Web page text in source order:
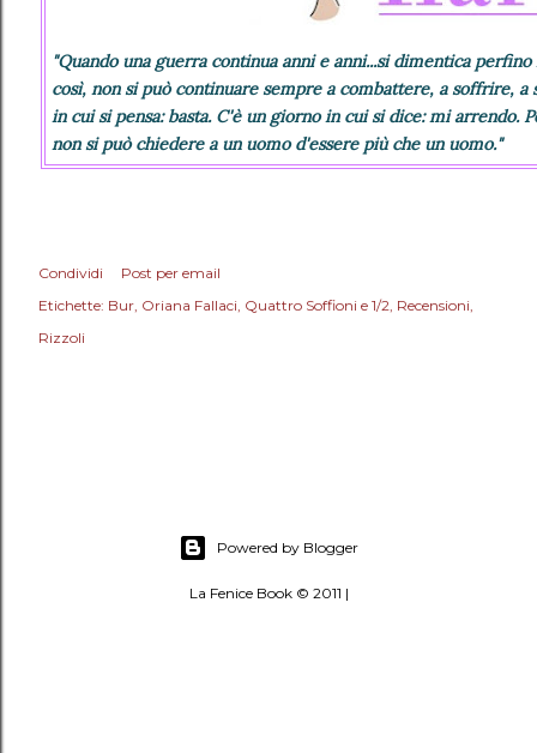
"Quando una guerra continua anni e anni...si dimentica
così, non si può continuare sempre a combattere, a soffrire,
in cui si pensa: basta. C'è un giorno in cui si dice: mi arrendo.
non si può chiedere a un uomo d'essere più che un uomo."
Condividi
Post per email
Etichette: Bur Oriana Fallaci Quattro Soffioni e 1/2 Recensioni
Rizzoli
Powered by Blogger
La Fenice Book © 2011 |